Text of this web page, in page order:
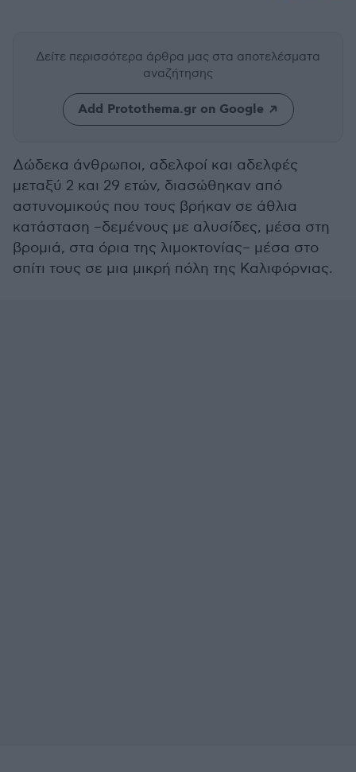
Δείτε περισσότερα άρθρα μας στα αποτελέσματα
αναζήτησης
Add Protothema.gr on Google
Δώδεκα άνθρωποι, αδελφοί και αδελφές
μεταξύ 2 και 29 ετών, διασώθηκαν από
αστυνομικούς που τους βρήκαν σε άθλια
κατάσταση –δεμένους με αλυσίδες, μέσα στη
βρομιά, στα όρια της λιμοκτονίας– μέσα στο
σπίτι τους σε μια μικρή πόλη της Καλιφόρνιας.